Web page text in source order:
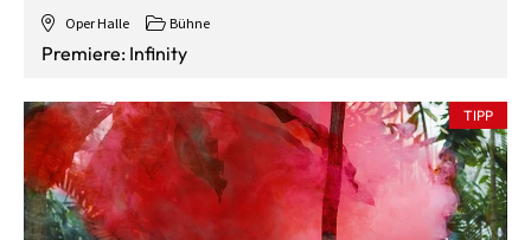
Oper Halle Bühne
Premiere: Infinity
TIPP